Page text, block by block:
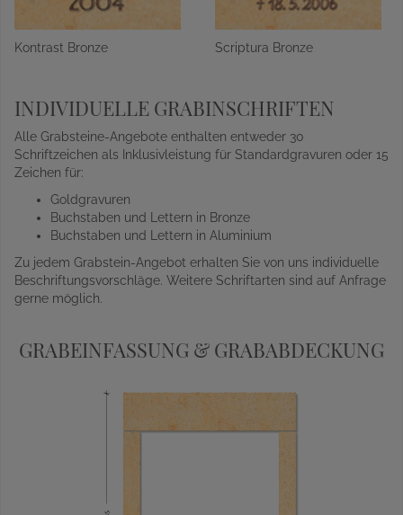
Kontrast Bronze Scriptura Bronze
INDIVIDUELLE GRABINSCHRIFTEN
Alle Grabsteine-Angebote enthalten entweder 30
Schriftzeichen als Inklusivleistung für Standardgravuren oder 15
Zeichen für:
Goldgravuren
Buchstaben und Lettern in Bronze
Buchstaben und Lettern in Aluminium
Zu jedem Grabstein-Angebot erhalten Sie von uns individuelle
Beschriftungsvorschläge. Weitere Schriftarten sind auf Anfrage
gerne möglich.
GRABEINFASSUNG & GRABABDECKUNG